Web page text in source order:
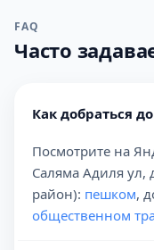
FAQ
Часто
Как добраться
Посмотрите на
Саляма Адиля
район): пешком,
общественном